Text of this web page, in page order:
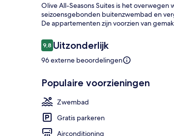
Olive All-Seasons Suites is het
seizoensgebonden buitenzwembad en
De appartementen zijn voorzien van
Beoordelingen
9,89,8 op 10 –
Uitzonderlijk
96 externe beoordelingen
Populaire voorzieningen
Zwembad
Gratis parkeren
Airconditioning